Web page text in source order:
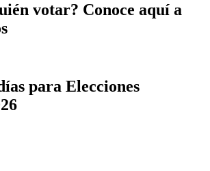
votar? Conoce aquí a
para Elecciones